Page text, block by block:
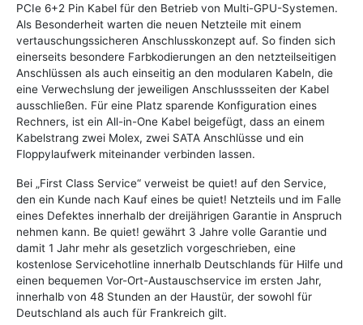
PCIe 6+2 Pin Kabel für den Betrieb von Multi-GPU-Systemen.
Als Besonderheit warten die neuen Netzteile mit einem
vertauschungssicheren Anschlusskonzept auf. So finden sich
einerseits besondere Farbkodierungen an den netzteilseitigen
Anschlüssen als auch einseitig an den modularen Kabeln, die
eine Verwechslung der jeweiligen Anschlussseiten der Kabel
ausschließen. Für eine Platz sparende Konfiguration eines
Rechners, ist ein All-in-One Kabel beigefügt, dass an einem
Kabelstrang zwei Molex, zwei SATA Anschlüsse und ein
Floppylaufwerk miteinander verbinden lassen.
Bei „First Class Service“ verweist be quiet! auf den Service,
den ein Kunde nach Kauf eines be quiet! Netzteils und im Falle
eines Defektes innerhalb der dreijährigen Garantie in Anspruch
nehmen kann. Be quiet! gewährt 3 Jahre volle Garantie und
damit 1 Jahr mehr als gesetzlich vorgeschrieben, eine
kostenlose Servicehotline innerhalb Deutschlands für Hilfe und
einen bequemen Vor-Ort-Austauschservice im ersten Jahr,
innerhalb von 48 Stunden an der Haustür, der sowohl für
Deutschland als auch für Frankreich gilt.